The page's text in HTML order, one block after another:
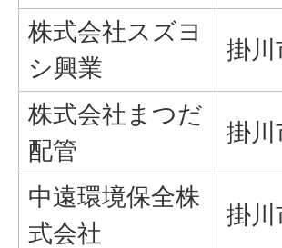
株式会社スズヨ
シ興業
掛川
株式会社まつだ
配管
掛川
中遠環境保全株
式会社
掛川